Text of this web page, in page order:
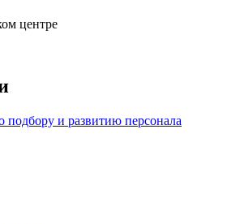
центре
подбору и развитию персонала